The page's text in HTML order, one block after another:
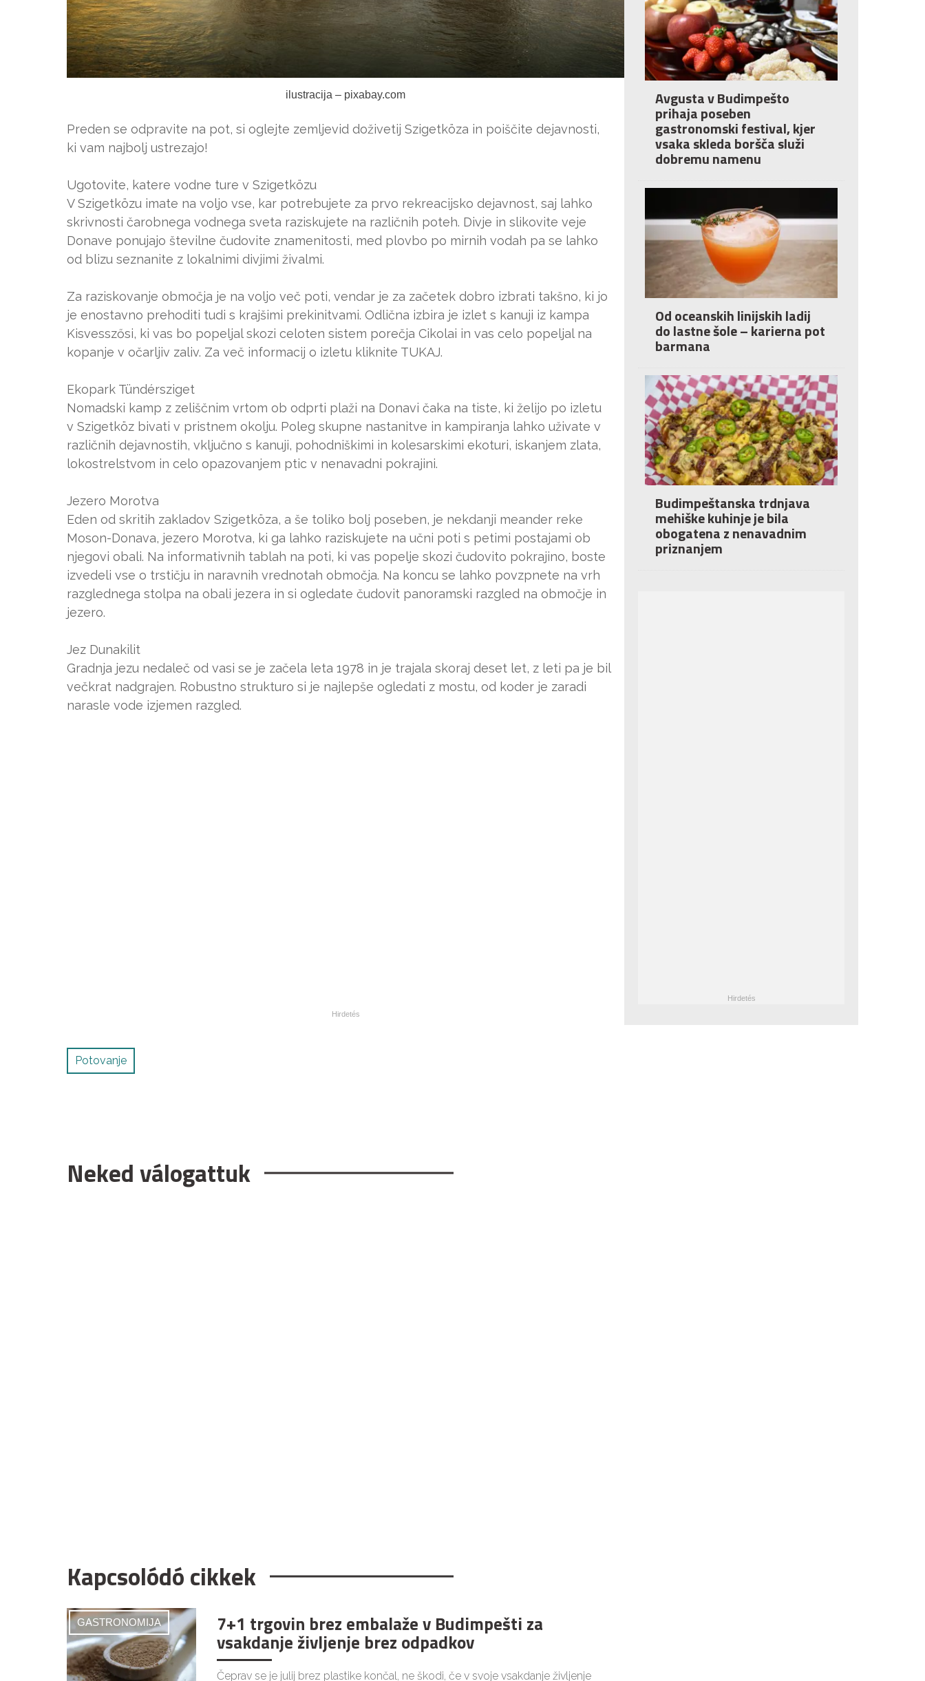
ilustracija – pixabay.com
Preden se odpravite na pot, si oglejte zemljevid doživetij Szigetköza in poiščite dejavnosti,
ki vam najbolj ustrezajo!
Ugotovite, katere vodne ture v Szigetközu
V Szigetközu imate na voljo vse, kar potrebujete za prvo rekreacijsko dejavnost, saj lahko
skrivnosti čarobnega vodnega sveta raziskujete na različnih poteh. Divje in slikovite veje
Donave ponujajo številne čudovite znamenitosti, med plovbo po mirnih vodah pa se lahko
od blizu seznanite z lokalnimi divjimi živalmi.
Za raziskovanje območja je na voljo več poti, vendar je za začetek dobro izbrati takšno, ki jo
je enostavno prehoditi tudi s krajšimi prekinitvami. Odlična izbira je izlet s kanuji iz kampa
Kisvesszősi, ki vas bo popeljal skozi celoten sistem porečja Cikolai in vas celo popeljal na
kopanje v očarljiv zaliv. Za več informacij o izletu kliknite TUKAJ.
Ekopark Tündérsziget
Nomadski kamp z zeliščnim vrtom ob odprti plaži na Donavi čaka na tiste, ki želijo po izletu
v Szigetköz bivati v pristnem okolju. Poleg skupne nastanitve in kampiranja lahko uživate v
različnih dejavnostih, vključno s kanuji, pohodniškimi in kolesarskimi ekoturi, iskanjem zlata,
lokostrelstvom in celo opazovanjem ptic v nenavadni pokrajini.
Jezero Morotva
Eden od skritih zakladov Szigetköza, a še toliko bolj poseben, je nekdanji meander reke
Moson-Donava, jezero Morotva, ki ga lahko raziskujete na učni poti s petimi postajami ob
njegovi obali. Na informativnih tablah na poti, ki vas popelje skozi čudovito pokrajino, boste
izvedeli vse o trstičju in naravnih vrednotah območja. Na koncu se lahko povzpnete na vrh
razglednega stolpa na obali jezera in si ogledate čudovit panoramski razgled na območje in
jezero.
Jez Dunakilit
Gradnja jezu nedaleč od vasi se je začela leta 1978 in je trajala skoraj deset let, z leti pa je bil
večkrat nadgrajen. Robustno strukturo si je najlepše ogledati z mostu, od koder je zaradi
narasle vode izjemen razgled.
Potovanje
Neked válogattuk
Kapcsolódó cikkek
GASTRONOMIJA 7+1 trgovin brez embalaže v Budimpešti za
vsakdanje življenje brez odpadkov
Čeprav se je julij brez plastike končal, ne škodi, če v svoje vsakdanje življenje
Avgusta v Budimpešto
prihaja poseben
gastronomski festival, kjer
vsaka skleda boršča služi
dobremu namenu
Od oceanskih linijskih ladij
do lastne šole – karierna pot
barmana
Budimpeštanska trdnjava
mehiške kuhinje je bila
obogatena z nenavadnim
priznanjem